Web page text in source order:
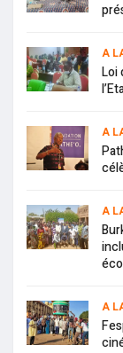
A
Loi
A
A
A